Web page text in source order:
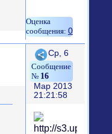
0
Поделиться
16
Ср, 6
Мар 2013
21:21:58